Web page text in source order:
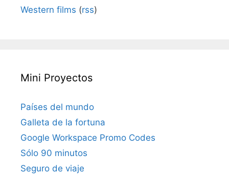
Western films (rss)
Mini Proyectos
Países del mundo
Galleta de la fortuna
Google Workspace Promo Codes
Sólo 90 minutos
Seguro de viaje